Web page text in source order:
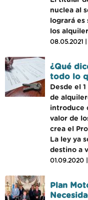
nuclea al
logrará es
los
08.05.2021 |
¿Qué
todo lo
Desde el
de
introduce
valor de
crea el
La ley ya
destino a
01.09.2020 |
Plan